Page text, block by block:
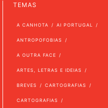
TEMAS
A CANHOTA AI PORTUGAL
ANTROPOFOBIAS
A OUTRA FACE
ARTES, LETRAS E IDEIAS
BREVES CARTOGRAFIAS
CARTOGRAFIAS